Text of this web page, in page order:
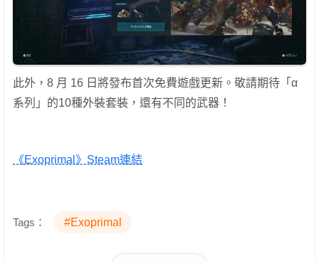
此外，8 月 16 日將發布首次免費遊戲更新。敬請期待「α
系列」的10種外裝套裝，還有不同的武器！
《Exoprimal》Steam連結
Tags： #Exoprimal